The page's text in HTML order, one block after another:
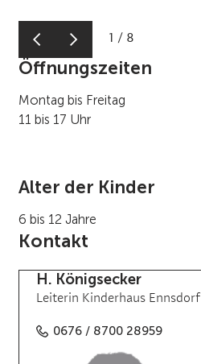
1 / 8
Öffnungszeiten
Montag bis Freitag
11 bis 17 Uhr
Alter der Kinder
6 bis 12 Jahre
Kontakt
H. Königsecker
Leiterin Kinderhaus Ennsdorf
0676 / 8700 28959